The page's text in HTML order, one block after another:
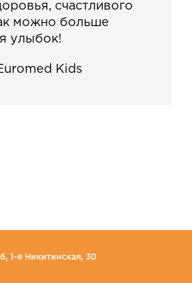
счастливого
можно больше
улыбок!
Kids
1-я Никитинская, 30